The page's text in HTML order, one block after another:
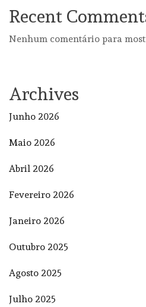
Recent
Nenhum comentário para
Archives
Junho 2026
Maio 2026
Abril 2026
Fevereiro 2026
Janeiro 2026
Outubro 2025
Agosto 2025
Julho 2025